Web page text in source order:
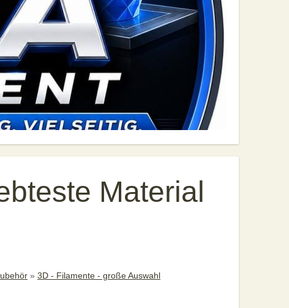
Material
» 3D - Filamente - große Auswahl